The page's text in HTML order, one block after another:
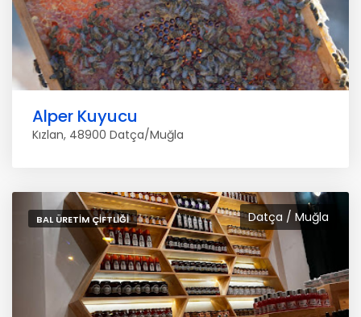
Alper Kuyucu
Kızlan, 48900 Datça/Muğla
Datça / Muğla
BAL ÜRETIM ÇIFTLIĞI